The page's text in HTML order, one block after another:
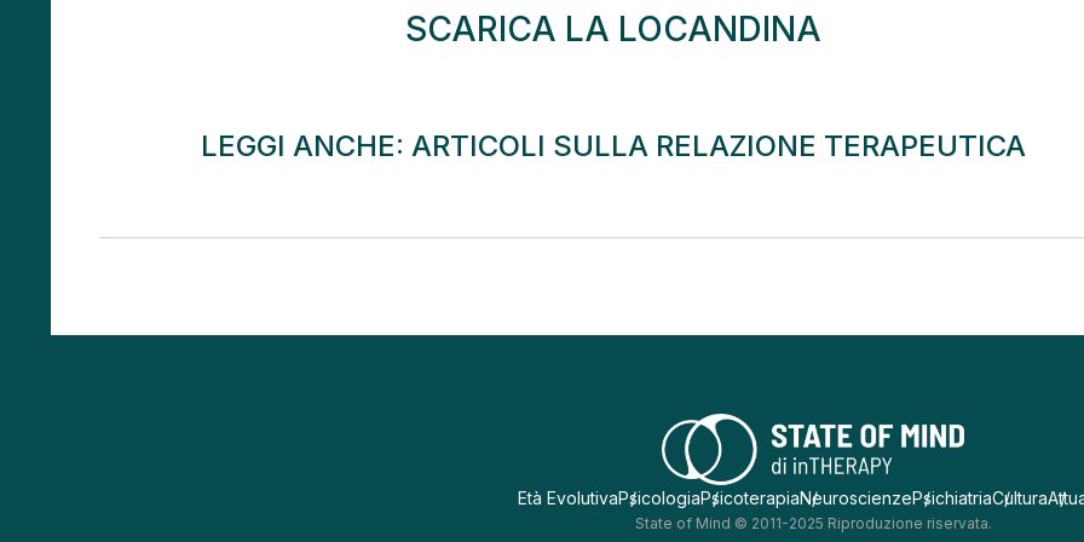
SCARICA LA LOCANDINA
LEGGI ANCHE: ARTICOLI SULLA RELAZIONE TERAPEUTICA
Età EvolutivaPsicologiaPsicoterapiaNeuroscienzePsichiatriaCultura
State of Mind © 2011-2025 Riproduzione riservata.